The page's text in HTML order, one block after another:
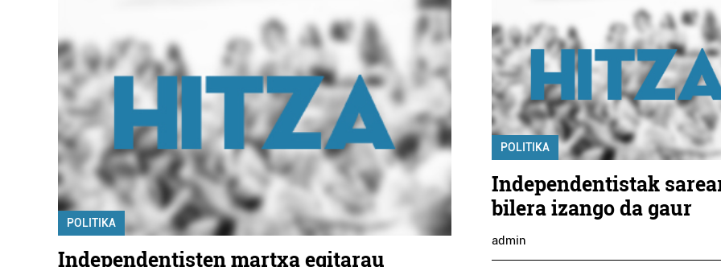
POLITIKA
Independentisten martxa egitarau
POLITIKA
Independentistak
bilera izango da gaur
admin